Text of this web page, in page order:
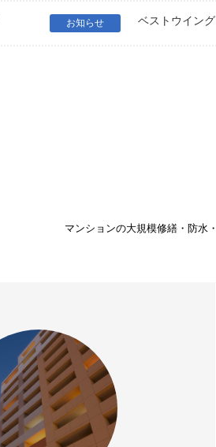
お知らせ ベストウイン
マンションの大規模修繕・防水